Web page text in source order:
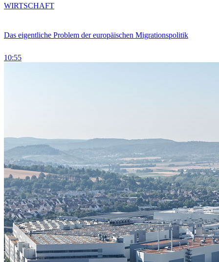
Das eigentliche Problem der europäischen Migrationspolitik
10:55
WIRTSCHAFT